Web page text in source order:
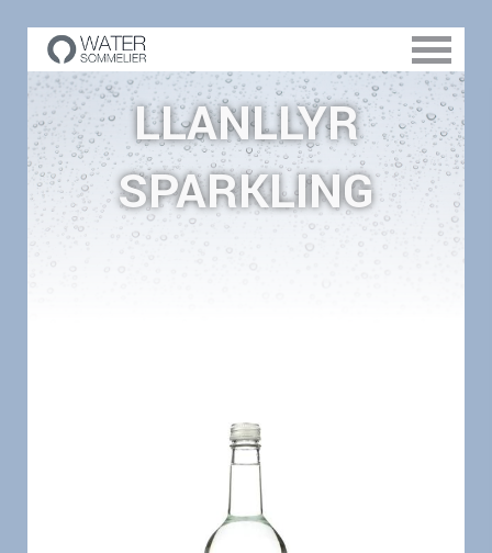
LLANLLYR
SPARKLING